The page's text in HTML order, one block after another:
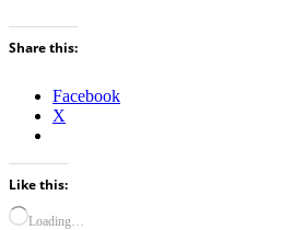
Share this:
Facebook
X
Like this:
Loading…